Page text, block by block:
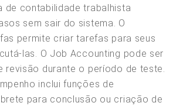
de contabilidade trabalhista
sem sair do sistema. O
permite criar tarefas para seus
las. O Job Accounting pode ser
revisão durante o período de teste.
inclui funções de
para conclusão ou criação de